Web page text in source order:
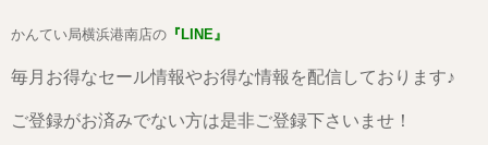
かんてい局横浜港南店の 『LINE』
毎月お得なセール情報やお得な情報を配信しております♪
ご登録がお済みでない方は是非ご登録下さいませ！